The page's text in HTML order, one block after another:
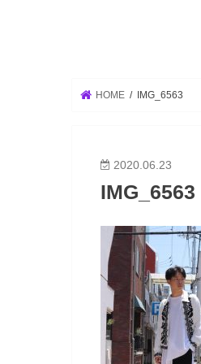
HOME IMG_6563
2020.06.23
IMG_6563